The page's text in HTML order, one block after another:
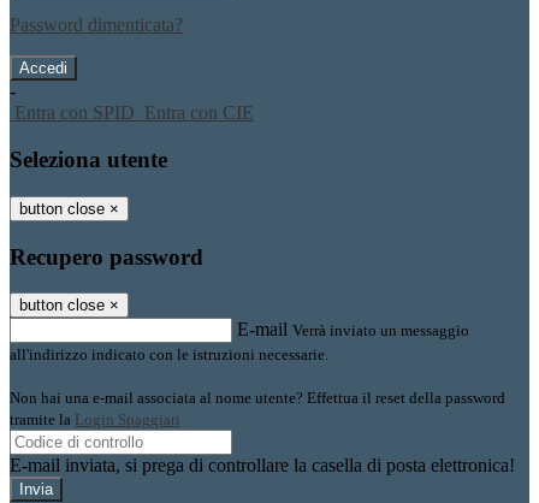
Password dimenticata?
-
Entra con SPID Entra con CIE
Seleziona utente
button close ×
Recupero password
button close ×
E-mail Verrà inviato un messaggio
all'indirizzo indicato con le istruzioni necessarie.
Non hai una e-mail associata al nome utente? Effettua il reset della password
tramite la Login Spaggiari
E-mail inviata, si prega di controllare la casella di posta elettronica!